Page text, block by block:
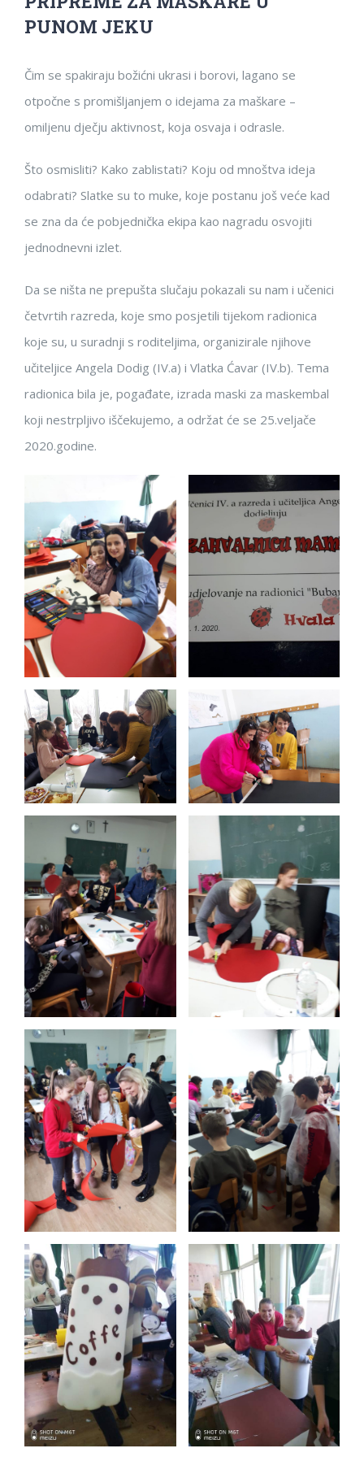
PUNOM JEKU
Čim se spakiraju božićni ukrasi i borovi, lagano se
otpočne s promišljanjem o idejama za maškare –
omiljenu dječju aktivnost, koja osvaja i odrasle.
Što osmisliti? Kako zablistati? Koju od mnoštva ideja
odabrati? Slatke su to muke, koje postanu još veće kad
se zna da će pobjednička ekipa kao nagradu osvojiti
jednodnevni izlet.
Da se ništa ne prepušta slučaju pokazali su nam i učenici
četvrtih razreda, koje smo posjetili tijekom radionica
koje su, u suradnji s roditeljima, organizirale njihove
učiteljice Angela Dodig (IV.a) i Vlatka Ćavar (IV.b). Tema
radionica bila je, pogađate, izrada maski za maskembal
koji nestrpljivo iščekujemo, a održat će se 25.veljače
2020.godine.